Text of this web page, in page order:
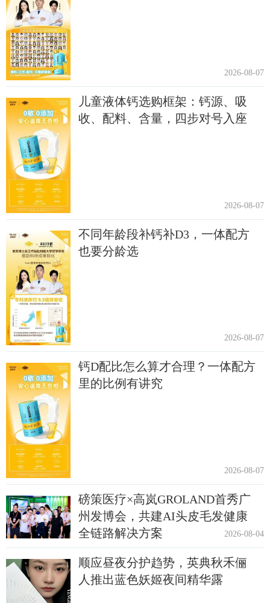
2026-08-07
儿童液体钙选购框架：钙源、吸
收、配料、含量，四步对号入座
2026-08-07
不同年龄段补钙补D3，一体配方
也要分龄选
2026-08-07
钙D配比怎么算才合理？一体配方
里的比例有讲究
2026-08-07
磅策医疗×高岚GROLAND首秀广
州发博会，共建AI头皮毛发健康
全链路解决方案
2026-08-04
顺应昼夜分护趋势，英典秋禾俪
人推出蓝色妖姬夜间精华露